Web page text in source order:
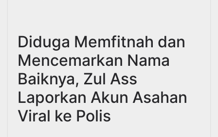
Diduga Memfitnah dan
Mencemarkan Nama
Baiknya, Zul Ass
Laporkan Akun Asahan
Viral ke Polis